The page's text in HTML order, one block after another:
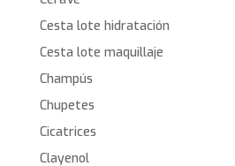
Cesta lote hidratación
Cesta lote maquillaje
Champús
Chupetes
Cicatrices
Clayenol